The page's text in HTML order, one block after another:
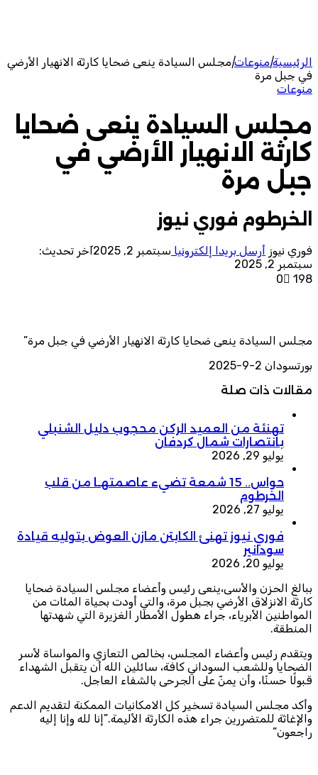
الرئيسية|منوعات|مجلس السيادة ينعى ضحايا كارثة الانهيار الأرضي
في جبل مرة
منوعات
مجلس السيادة ينعى ضحايا
كارثة الانهيار الأرضي في
جبل مرة
الخرطوم فوري نيوز
فوري نيوز أرسل بريدا إلكترونيا سبتمبر 2, 2025
آخر تحديث:
سبتمبر 2, 2025
0
198
مجلس السيادة ينعى ضحايا كارثة الانهيار الأرضي في جبل مرة”
بورتسودان 2-9-2025
مقالات ذات صلة
تهنئة من العميد الركن محجوب دليل الشنبلي
بانتصارات شمال كردفان
يوليو 29, 2026
حواس.. 15 شمعة تضيء عاصمتهـا من قلب
الخرطوم
يوليو 27, 2026
فوري نيوز تهنئ الكابتن مازن العوض بتوليه قيادة
سودانير
يوليو 20, 2026
ببالغ الحزن والأسى،ينعى رئيس وأعضاء مجلس السيادة ضحايا
كارثة الانزلاق الأرضي بجبل مرة، والتي أودت بحياة المئات من
المواطنين الأبرياء، جراء هطول الأمطار الغزيرة التي شهدتها
المنطقة.
ويتقدم رئيس وأعضاء المجلس، بخالص التعازي والمواساة لأسر
الضحايا وللشعب السوداني كافة، سائلين الله أن يتقبل الشهداء
قبولًا حسنًا، وأن يمنّ على الجرحى بالشفاء العاجل.
وأكد مجلس السيادة تسخير كل الامكانيات الممكنة لتقديم الدعم
والإغاثة للمتضررين جراء هذه الكارثة الأليمة.”إنا لله وإنا إليه
راجعون”